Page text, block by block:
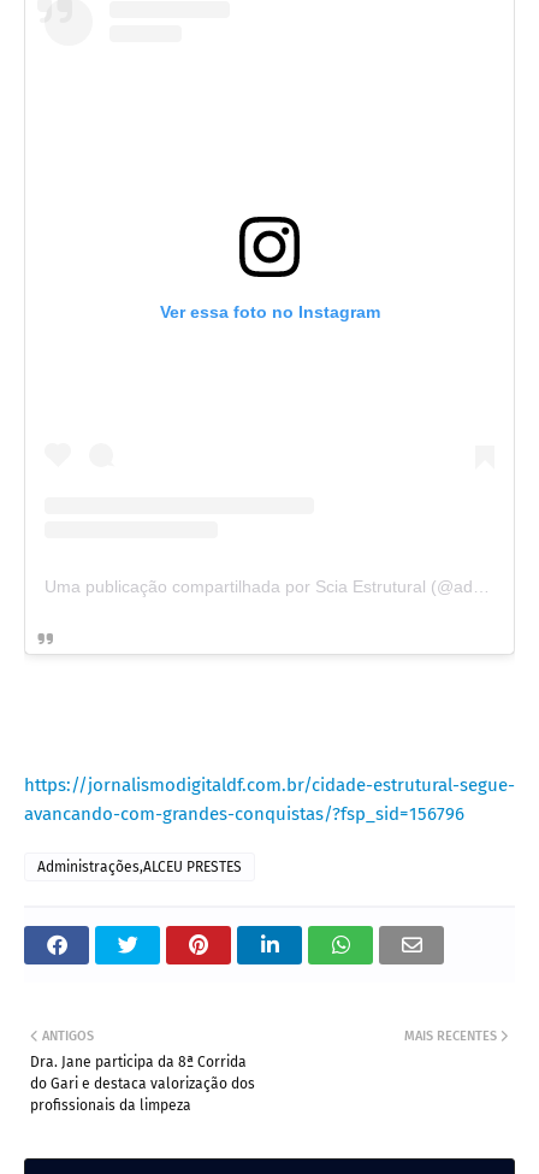
Ver essa foto no Instagram
https://jornalismodigitaldf.com.br/cidade-estrutural-segue-
avancando-com-grandes-conquistas/?fsp_sid=156796
Administrações,ALCEU PRESTES
MAIS RECENTES
ANTIGOS
Dra. Jane participa da 8ª Corrida
do Gari e destaca valorização dos
profissionais da limpeza